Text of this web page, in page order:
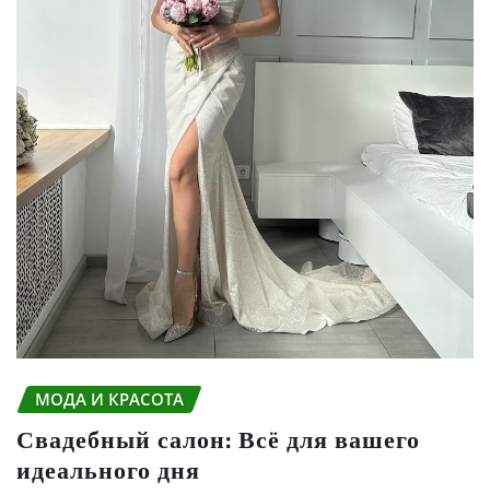
МОДА И КРАСОТА
Свадебный салон: Всё для вашего
идеального дня